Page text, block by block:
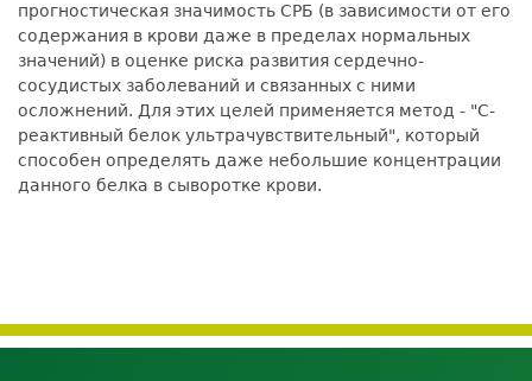
прогностическая значимость СРБ (в зависимости от его
содержания в крови даже в пределах нормальных
значений) в оценке риска развития сердечно-
сосудистых заболеваний и связанных с ними
осложнений. Для этих целей применяется метод - "С-
реактивный белок ультрачувствительный", который
способен определять даже небольшие концентрации
данного белка в сыворотке крови.